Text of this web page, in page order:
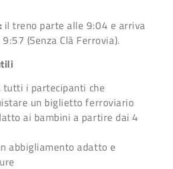
il treno parte alle 9:04 e arriva
(Senza Clà Ferrovia).
tutti i partecipanti che
un biglietto ferroviario
ai bambini a partire dai 4
abbigliamento adatto e